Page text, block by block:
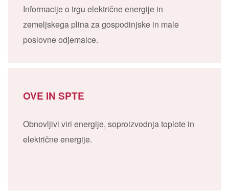
Informacije o trgu električne energije in
zemeljskega plina za gospodinjske in male
poslovne odjemalce.
OVE IN SPTE
Obnovljivi viri energije, soproizvodnja toplote in
električne energije.